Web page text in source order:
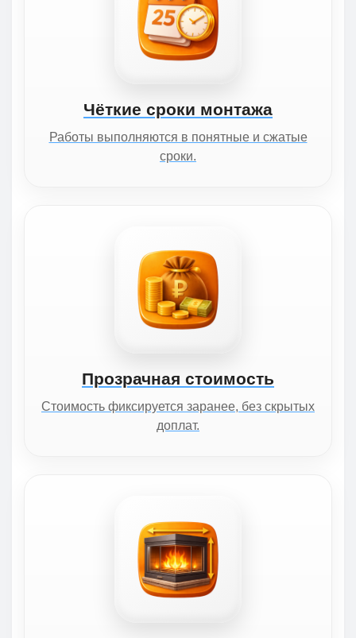
Чёткие сроки монтажа
Работы выполняются в понятные и сжатые
сроки.
Прозрачная стоимость
Стоимость фиксируется заранее, без скрытых
доплат.